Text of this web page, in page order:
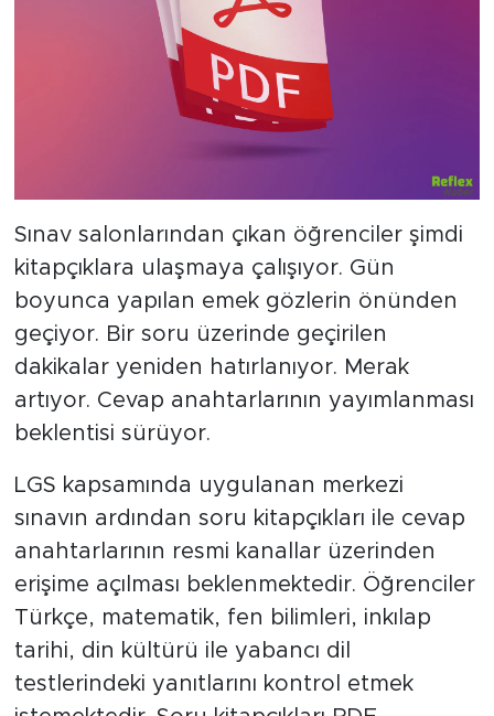
Sınav salonlarından çıkan öğrenciler şimdi
kitapçıklara ulaşmaya çalışıyor. Gün
boyunca yapılan emek gözlerin önünden
geçiyor. Bir soru üzerinde geçirilen
dakikalar yeniden hatırlanıyor. Merak
artıyor. Cevap anahtarlarının yayımlanması
beklentisi sürüyor.
LGS kapsamında uygulanan merkezi
sınavın ardından soru kitapçıkları ile cevap
anahtarlarının resmi kanallar üzerinden
erişime açılması beklenmektedir. Öğrenciler
Türkçe, matematik, fen bilimleri, inkılap
tarihi, din kültürü ile yabancı dil
testlerindeki yanıtlarını kontrol etmek